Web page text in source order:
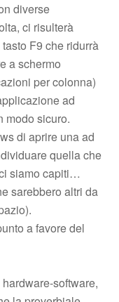
diverse
ci risulterà
F9 che ridurrà
a schermo
per colonna)
ad
modo sicuro.
di aprire una ad
quella che
siamo capiti…
sarebbero altri da
a favore del
software,